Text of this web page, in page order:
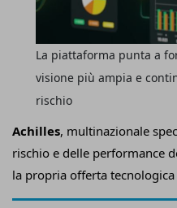
Achilles, multinazionale
rischio e delle performance
la propria offerta tecnologica
Screening, una nuova
La piattaforma punta a
visione più ampia e
rischio